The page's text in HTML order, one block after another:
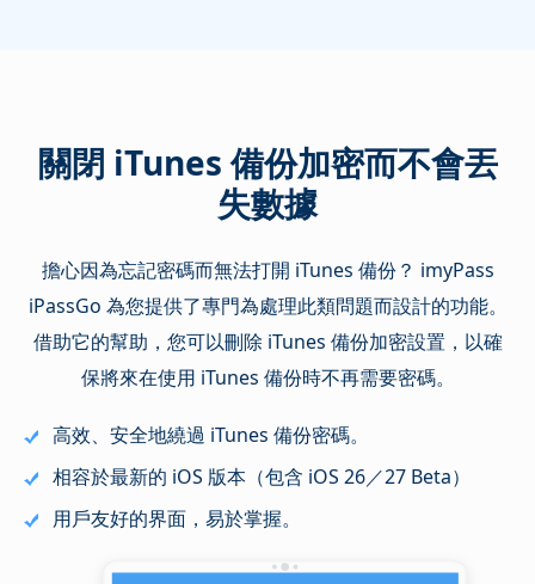
關閉 iTunes 備份加密而不會丟
失數據
擔心因為忘記密碼而無法打開 iTunes 備份？ imyPass
iPassGo 為您提供了專門為處理此類問題而設計的功能。
借助它的幫助，您可以刪除 iTunes 備份加密設置，以確
保將來在使用 iTunes 備份時不再需要密碼。
高效、安全地繞過 iTunes 備份密碼。
相容於最新的 iOS 版本（包含 iOS 26／27 Beta）
用戶友好的界面，易於掌握。